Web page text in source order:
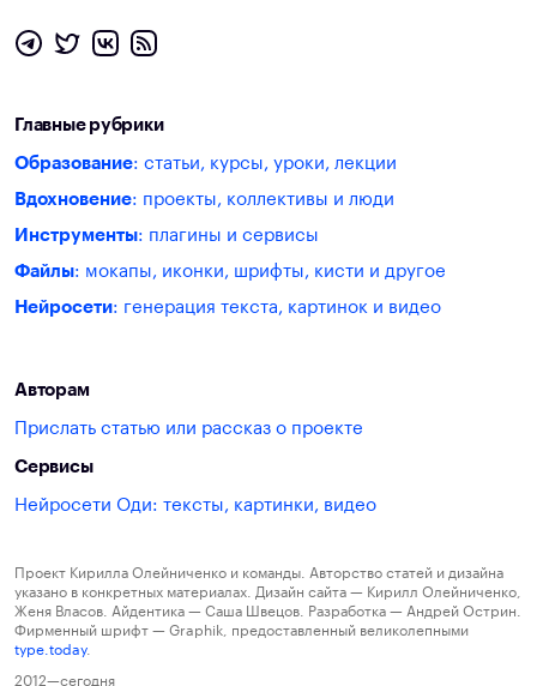
Главные рубрики
Образование: статьи, курсы, уроки, лекции
Вдохновение: проекты, коллективы и люди
Инструменты: плагины и сервисы
Файлы: мокапы, иконки, шрифты, кисти и другое
Нейросети: генерация текста, картинок и видео
Авторам
Прислать статью или рассказ о проекте
Сервисы
Нейросети Оди: тексты, картинки, видео
Проект Кирилла Олейниченко и команды. Авторство статей и дизайна
указано в конкретных материалах. Дизайн сайта — Кирилл Олейниченко,
Женя Власов. Айдентика — Саша Швецов. Разработка — Андрей Острин.
Фирменный шрифт — Graphik, предоставленный великолепными
type.today.
2012—сегодня